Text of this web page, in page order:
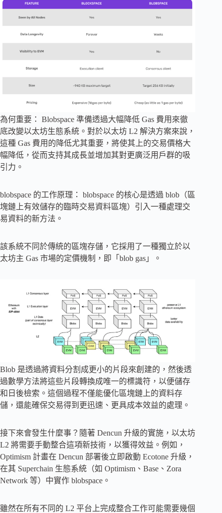
為何重要： Blobspace 準備透過大幅降低 Gas 費用來徹
底改變以太坊生態系統。對於以太坊 L2 解決方案來說，
這種 Gas 費用的降低尤其重要，將使其上的交易價格大
幅降低，從而支持其成長並增加其對更廣泛用戶群的吸
引力。
blobspace 的工作原理： blobspace 的核心是透過 blob（區
塊鏈上有效儲存的臨時交易資料區塊）引入一種處理交
易資料的新方法。
該系統不同於傳統的區塊存儲，它採用了一種獨立於以
太坊主 Gas 市場的定價機制，即「blob gas」。
Blob 是透過將資料分割成更小的片段來創建的，然後透
過數學方法將這些片段轉換成唯一的標識符，以便儲存
和日後檢索。這個過程不僅能優化區塊鏈上的資料存
儲，還能確保交易得到更迅速、更具成本效益的處理。
接下來會發生什麼事？隨著 Dencun 升級的實施，以太坊
L2 將需要手動整合這項新技術，以獲得效益。例如，
Optimism 計畫在 Dencun 部署後立即啟動 Ecotone 升級，
在其 Superchain 生態系統（如 Optimism、Base、Zora
Network 等）中實作 blobspace。
雖然在所有不同的 L2 平台上完成整合工作可能需要幾個